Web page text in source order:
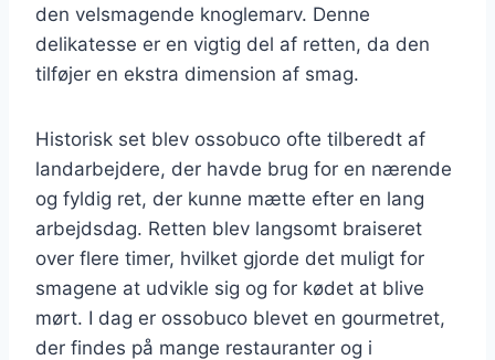
den velsmagende knoglemarv. Denne
delikatesse er en vigtig del af retten, da den
tilføjer en ekstra dimension af smag.
Historisk set blev ossobuco ofte tilberedt af
landarbejdere, der havde brug for en nærende
og fyldig ret, der kunne mætte efter en lang
arbejdsdag. Retten blev langsomt braiseret
over flere timer, hvilket gjorde det muligt for
smagene at udvikle sig og for kødet at blive
mørt. I dag er ossobuco blevet en gourmetret,
der findes på mange restauranter og i